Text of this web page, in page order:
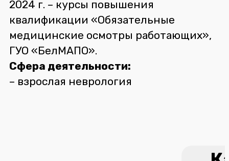
2024 г. – курсы повышения
квалификации «Обязательные
медицинские осмотры работающих»,
ГУО «БелМАПО».
Сфера деятельности:
– взрослая неврология